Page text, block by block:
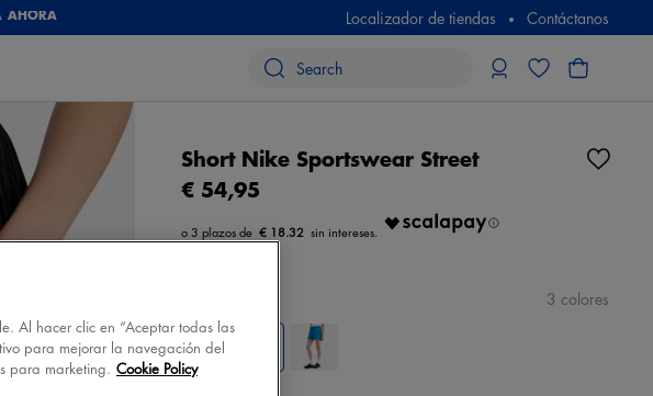
AHORA Localizador de tiendas Contáctanos
Short Nike Sportswear Street
€ 54,95
€ 18.32
3 colores
Al hacer clic en “Aceptar todas las
para mejorar la navegación del
para marketing. Cookie Policy